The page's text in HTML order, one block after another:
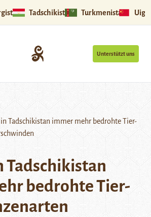
Tadschikistan Turkmenistan
Unterstützt uns
Tadschikistan immer mehr bedrohte Tier-
Tadschikistan
bedrohte Tier-